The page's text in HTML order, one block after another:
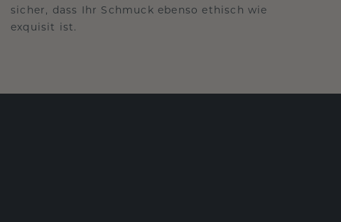
sicher, dass Ihr Schmuck ebenso ethisch wie
exquisit ist.